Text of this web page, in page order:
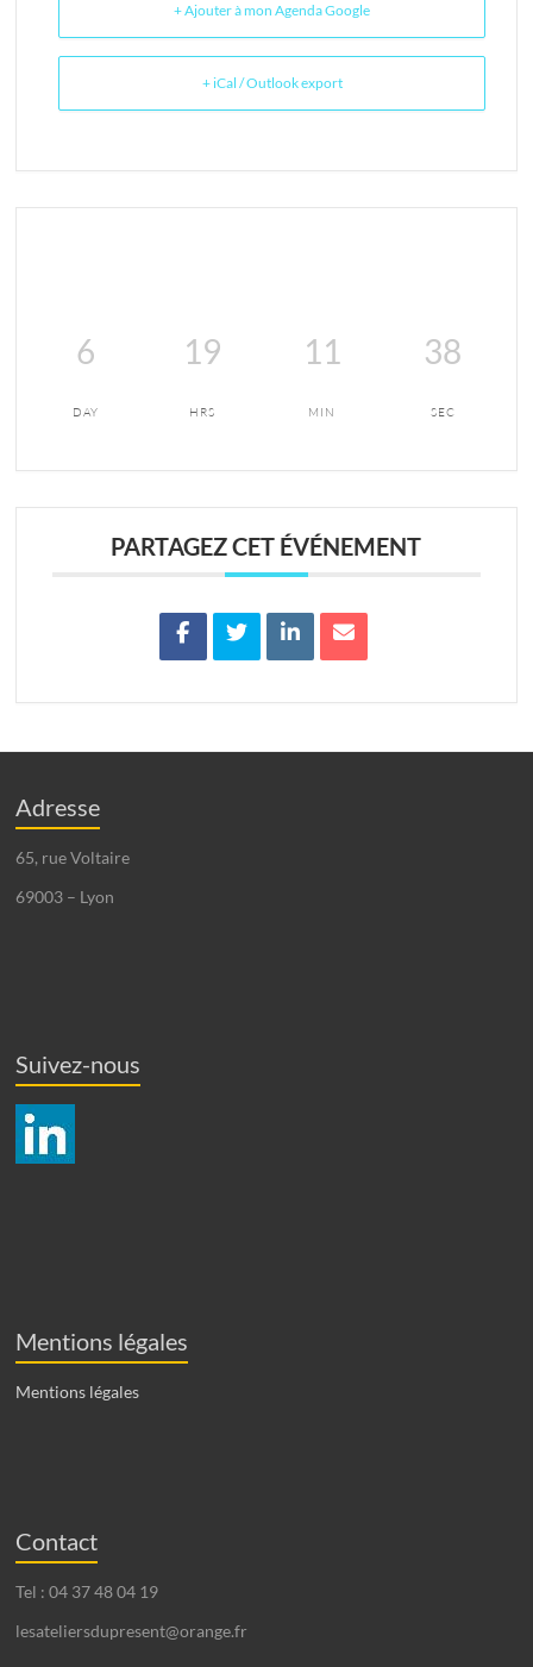
+ Ajouter à mon Agenda Google
+ iCal / Outlook export
6
DAY
19
HRS
11
MIN
38
SEC
PARTAGEZ CET ÉVÉNEMENT
Adresse
65, rue Voltaire
69003 – Lyon
Suivez-nous
Mentions légales
Mentions légales
Contact
Tel : 04 37 48 04 19
lesateliersdupresent@orange.fr